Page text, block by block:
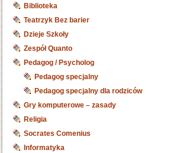
Biblioteka
Teatrzyk Bez barier
Dzieje Szkoły
Zespół Quanto
Pedagog / Psycholog
Pedagog specjalny
Pedagog specjalny dla rodziców
Gry komputerowe – zasady
Religia
Socrates Comenius
Informatyka